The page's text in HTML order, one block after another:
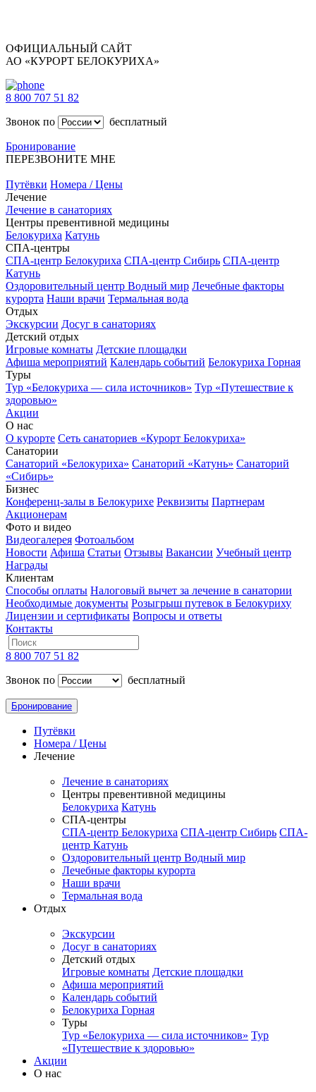
ОФИЦИАЛЬНЫЙ САЙТ
АО «КУРОРТ БЕЛОКУРИХА»
8 800 707 51 82
Звонок по
бесплатный
Бронирование
ПЕРЕЗВОНИТЕ МНЕ
Путёвки Номера / Цены
Лечение
Лечение в санаториях
Центры превентивной медицины
Белокуриха Катунь
СПА-центры
СПА-центр Белокуриха СПА-центр Сибирь СПА-центр
Катунь
Оздоровительный центр Водный мир Лечебные факторы
курорта Наши врачи Термальная вода
Отдых
Экскурсии Досуг в санаториях
Детский отдых
Игровые комнаты Детские площадки
Афиша мероприятий Календарь событий Белокуриха Горная
Туры
Тур «Белокуриха — сила источников» Тур «Путешествие к
здоровью»
Акции
О нас
О курорте Сеть санаториев «Курорт Белокуриха»
Санатории
Санаторий «Белокуриха» Санаторий «Катунь» Санаторий
«Сибирь»
Бизнес
Конференц-залы в Белокурихе Реквизиты Партнерам
Акционерам
Фото и видео
Видеогалерея Фотоальбом
Новости Афиша Статьи Отзывы Вакансии Учебный центр
Награды
Клиентам
Способы оплаты Налоговый вычет за лечение в санатории
Необходимые документы Розыгрыш путевок в Белокуриху
Лицензии и сертификаты Вопросы и ответы
Контакты
8 800 707 51 82
Звонок по
бесплатный
Бронирование
Путёвки
Номера / Цены
Лечение
Лечение в санаториях
Центры превентивной медицины
Белокуриха Катунь
СПА-центры
СПА-центр Белокуриха СПА-центр Сибирь СПА-
центр Катунь
Оздоровительный центр Водный мир
Лечебные факторы курорта
Наши врачи
Термальная вода
Отдых
Экскурсии
Досуг в санаториях
Детский отдых
Игровые комнаты Детские площадки
Афиша мероприятий
Календарь событий
Белокуриха Горная
Туры
Тур «Белокуриха — сила источников» Тур
«Путешествие к здоровью»
Акции
О нас